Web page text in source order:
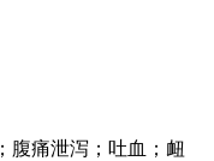
腹痛泄泻；吐血；衄